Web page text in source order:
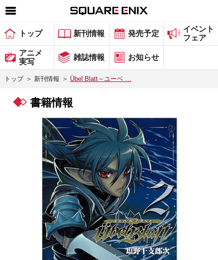
SQUARE ENIX 公式サイトメニュー
ゲーム
マガジン＆ブックス
グッズ
会社情報 採用情報
スクウェア・エニックス サイト内検索
トップ 新刊情報 発売予定
イベント
フェア
アニメ
実写
雑誌情報 お知らせ
トップ ＞ 新刊情報 ＞ Übel Blatt～ユーベ …
書籍情報